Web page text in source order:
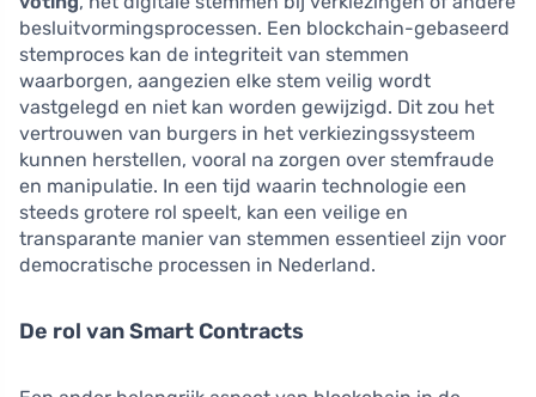
besluitvormingsprocessen. Een blockchain-gebaseerd
stemproces kan de integriteit van stemmen
waarborgen, aangezien elke stem veilig wordt
vastgelegd en niet kan worden gewijzigd. Dit zou het
vertrouwen van burgers in het verkiezingssysteem
kunnen herstellen, vooral na zorgen over stemfraude
en manipulatie. In een tijd waarin technologie een
steeds grotere rol speelt, kan een veilige en
transparante manier van stemmen essentieel zijn voor
democratische processen in Nederland.
De rol van Smart Contracts